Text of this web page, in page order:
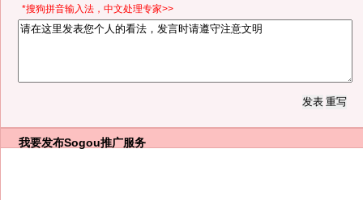
*搜狗拼音输入法，中文处理专家>>
我要发布Sogou推广服务